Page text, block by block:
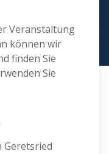
Veranstaltung
können wir
finden Sie
Sie
Geretsried